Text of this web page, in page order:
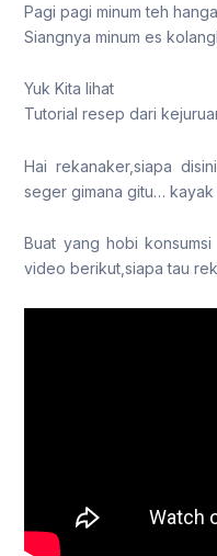
Pagi pagi minum teh
Siangnya minum es
Yuk Kita lihat
Tutorial resep dari
Hai rekanaker,siapa
seger gimana gitu… kayak
Buat yang hobi
video berikut,siapa tau